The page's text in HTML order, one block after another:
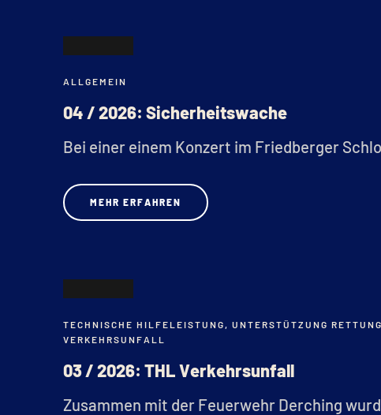
06
ALLGEMEIN
04 / 2026: Sicherheitswache
Bei einer einem Konzert im Friedberger
MEHR ERFAHREN
05
TECHNISCHE HILFELEISTUNG UNTERSTÜTZUNG
VERKEHRSUNFALL
03 / 2026: THL Verkehrsunfall
Zusammen mit der Feuerwehr Derching